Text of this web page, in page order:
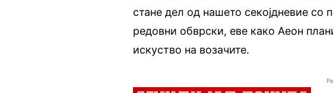
стане дел од нашето секојдневие со
редовни обврски, еве како Аеон
искуство на возачите.